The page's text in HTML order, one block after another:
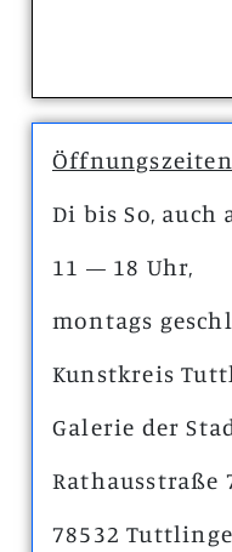
Di bis So, auch
11 — 18 Uhr,
montags
Kunstkreis
Galerie der
Rathausstraße
78532